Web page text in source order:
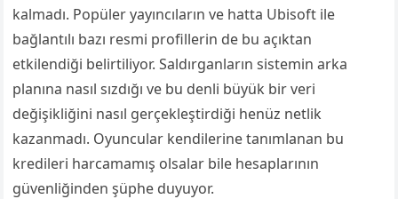
kalmadı. Popüler yayıncıların ve hatta Ubisoft ile
bağlantılı bazı resmi profillerin de bu açıktan
etkilendiği belirtiliyor. Saldırganların sistemin arka
planına nasıl sızdığı ve bu denli büyük bir veri
değişikliğini nasıl gerçekleştirdiği henüz netlik
kazanmadı. Oyuncular kendilerine tanımlanan bu
kredileri harcamamış olsalar bile hesaplarının
güvenliğinden şüphe duyuyor.